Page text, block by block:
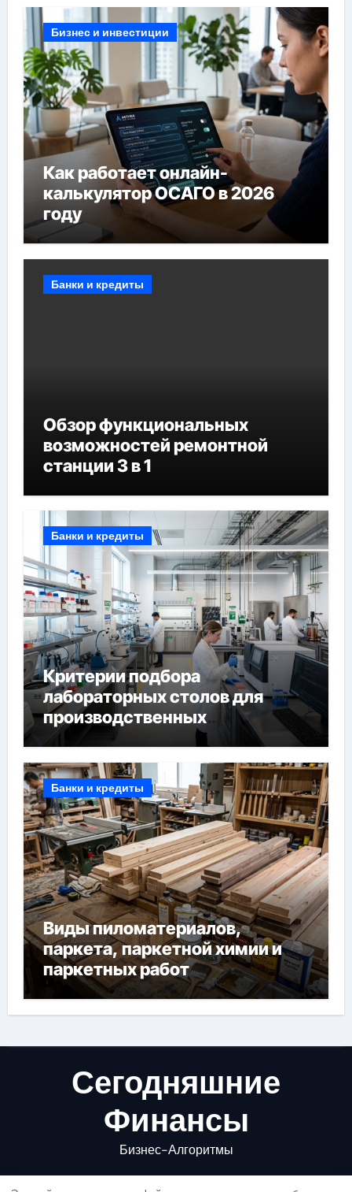
Бизнес и инвестиции
Как работает онлайн-
калькулятор ОСАГО в 2026
году
Банки и кредиты
Обзор функциональных
возможностей ремонтной
станции 3 в 1
Банки и кредиты
Критерии подбора
лабораторных столов для
производственных
лабораторий
Банки и кредиты
Виды пиломатериалов,
паркета, паркетной химии и
паркетных работ
Сегодняшние
Финансы
Бизнес-Алгоритмы